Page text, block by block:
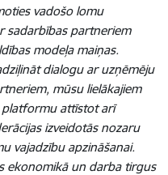
vadošo lomu
sadarbības partneriem
modeļa maiņas.
dialogu ar uzņēmēju
mūsu lielākajiem
platformu attīstot arī
izveidotās nozaru
vajadzību apzināšanai.
ekonomikā un darba tirgus